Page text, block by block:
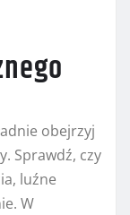
obejrzyj
Sprawdź, czy
luźne
W